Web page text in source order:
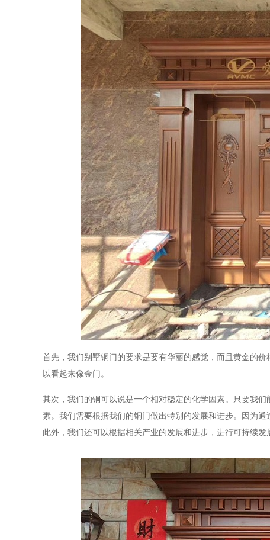
首先，我们别墅铜门的要求是要有华丽的感觉，而且黄金的
以看起来像金门。
其次，我们的铜可以说是一个相对稳定的化学因素。只要我
素。我们需要根据我们的铜门做出特别的发展和进步。因为
此外，我们还可以根据相关产业的发展和进步，进行可持续发